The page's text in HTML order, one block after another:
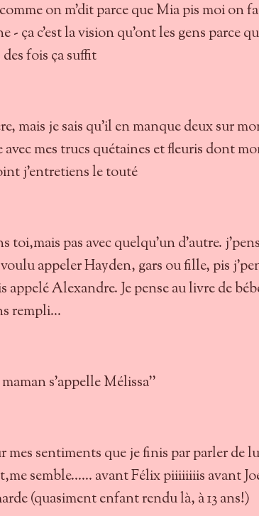
on m'dit parce que Mia pis moi on
- ça c'est la vision qu'ont les gens parce
fois ça suffit
mais je sais qu'il en manque deux sur
mes trucs quétaines et fleuris dont
j'entretiens le touté
toi,mais pas avec quelqu'un d'autre.
appeler Hayden, gars ou fille, pis
Alexandre. Je pense au livre de
rempli...
s'appelle Mélissa''
mes sentiments que je finis par parler de
semble...... avant Félix piiiiiiiis avant
(quasiment enfant rendu là, à 13 ans!)